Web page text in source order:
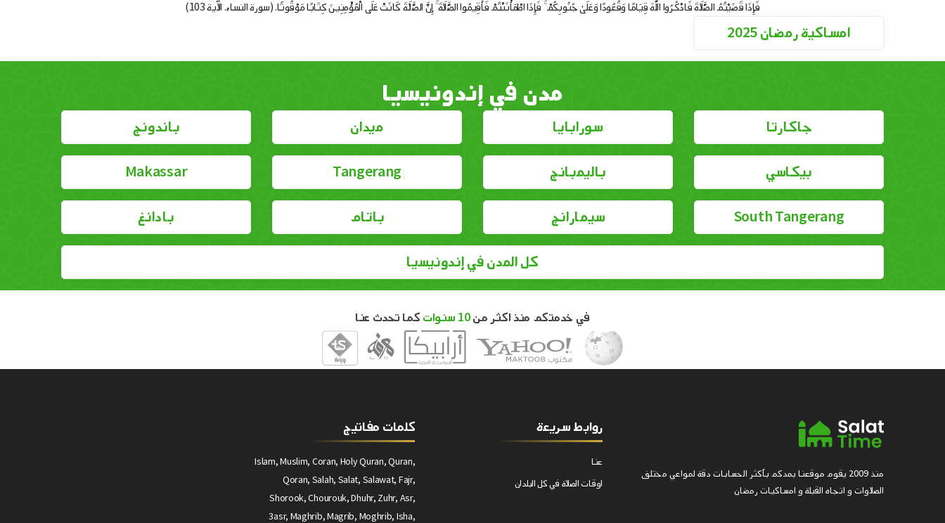
فَإِذَا قَضَيْتُمُ الصَّلَاةَ فَاذْكُرُوا اللَّهَ قِيَامًا وَقُعُودًا وَعَلَىٰ جُنُوبِكُمْ ۚ فَإِذَا اطْمَأْنَنْتُمْ فَأَقِيمُوا الصَّلَاةَ ۚ إِنَّ الصَّلَاةَ كَانَتْ عَلَى الْمُؤْمِنِينَ كِتَابًا مَوْقُوتًا. (سورة النساء. الآية 103)
امساكية رمضان 2025
مدن في إندونيسيا
جاكارتا سورابايا ميدان باندونج
بيكاسي باليمبانج Tangerang
Makassar
South Tangerang سيمارانج باتام بادانغ
كل المدن في إندونيسيا
في خدمتكم منذ اكثر من10 سنوات كما تحدث عنا
منذ 2009 يقوم موقعنا بمدكم بأكثر الحسابات دقة لمواعي مختلف
الصلاوات و اتجاه القبلة و امساكيات رمضان
روابط سريعة
عنا
اوقات الصلاة في كل البلدان
كلمات مفاتيج
Islam, Muslim, Coran, Holy Quran, Quran,
Qoran, Salah, Salat, Salawat, Fajr,
Shorook, Chourouk, Dhuhr, Zuhr, Asr,
3asr, Maghrib, Magrib, Moghrib, Isha,